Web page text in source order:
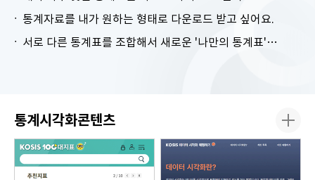
통계자료를 내가 원하는 형태로 다운로드 받고 싶어요.
서로 다른 통계표를 조합해서 새로운 '나만의 통계표'를 만들고 싶어요.
통계시각화콘텐츠